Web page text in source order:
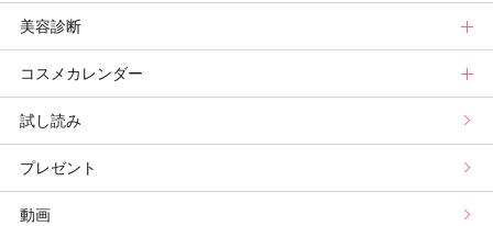
メンバーランキング
プチプラコスメグランプリ
ブライトニング・UVグランプリ
プリュスベスコス
ライフスタイルまとめ
ライフスタイル診断
マキアエディターズのオッス！推しコス
小林ひろ美のキレイはかけ算
小田ユイコのマニアックビューティREPORT
野毛まゆりの実況野毛Channel
星谷菜々の美に効くスイーツ
占いトップ
Keikoの月星座占い
三島キアリーの12星座別 恋愛運&美容運
動物キャラナビ占い
ムーン・リーの運を呼び寄せる香り
美容診断
美容診断トップ
パーソナルカラー診断
顔タイプ髪型診断
コスメカレンダー
コスメカレンダートップ
検索
試し読み
プレゼント
動画